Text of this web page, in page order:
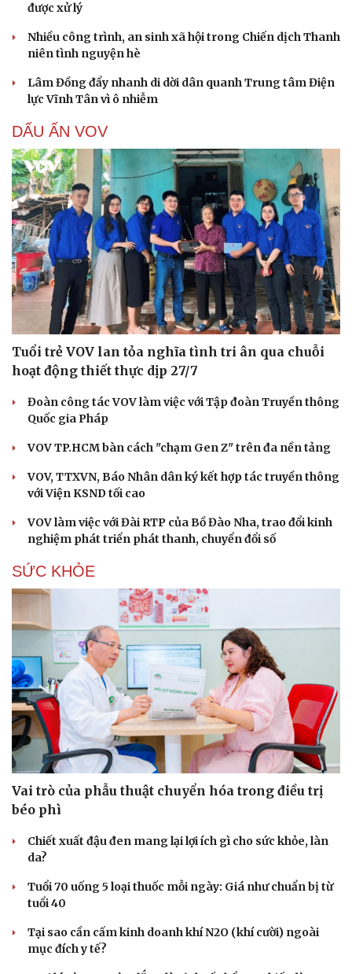
được xử lý
Nhiều công trình, an sinh xã hội trong Chiến dịch Thanh
niên tình nguyện hè
Lâm Đồng đẩy nhanh di dời dân quanh Trung tâm Điện
lực Vĩnh Tân vì ô nhiễm
DẤU ẤN VOV
Tuổi trẻ VOV lan tỏa nghĩa tình tri ân qua chuỗi
hoạt động thiết thực dịp 27/7
Đoàn công tác VOV làm việc với Tập đoàn Truyền thông
Quốc gia Pháp
VOV TP.HCM bàn cách "chạm Gen Z" trên đa nền tảng
VOV, TTXVN, Báo Nhân dân ký kết hợp tác truyền thông
với Viện KSND tối cao
VOV làm việc với Đài RTP của Bồ Đào Nha, trao đổi kinh
nghiệm phát triển phát thanh, chuyển đổi số
SỨC KHỎE
Vai trò của phẫu thuật chuyển hóa trong điều trị
béo phì
Chiết xuất đậu đen mang lại lợi ích gì cho sức khỏe, làn
da?
Tuổi 70 uống 5 loại thuốc mỗi ngày: Giá như chuẩn bị từ
tuổi 40
Tại sao cần cấm kinh doanh khí N2O (khí cười) ngoài
mục đích y tế?